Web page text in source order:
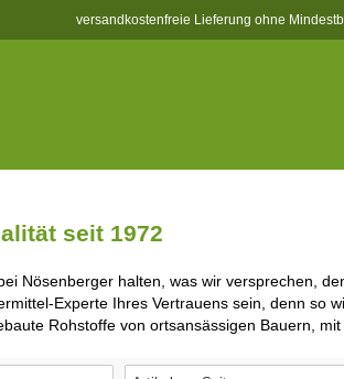
versandkostenfreie Lieferung ohne
seit 1972
Nösenberger halten, was wir versprechen,
Experte Ihres Vertrauens sein, denn so
Rohstoffe von ortsansässigen Bauern,